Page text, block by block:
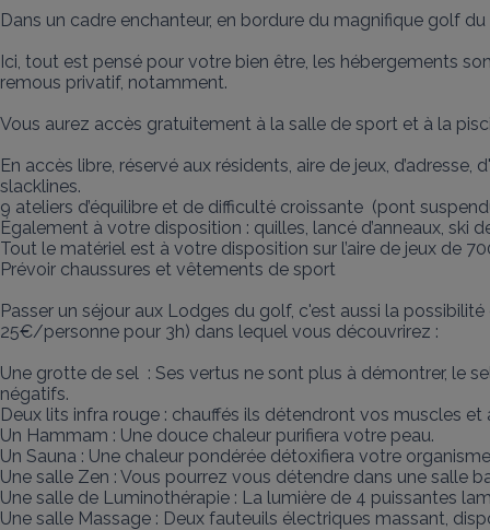
Dans un cadre enchanteur, en bordure du magnifique golf
Ici, tout est pensé pour votre bien être, les hébergements
remous privatif, notamment.
Vous aurez accès gratuitement à la salle de sport et à la
En accès libre, réservé aux résidents, aire de jeux,
slacklines.
9 ateliers d’équilibre et de difficulté croissante  (pont
Également à votre disposition : quilles, lancé d’anneaux,
Tout le matériel est à votre disposition sur l’aire de jeux de
Prévoir chaussures et vêtements de sport
Passer un séjour aux Lodges du golf, c'est aussi la
25€/personne pour 3h) dans lequel vous découvrirez :
Une grotte de sel  : Ses vertus ne sont plus à démontrer, le
négatifs.
Deux lits infra rouge : chauffés ils détendront vos muscles
Un Hammam : Une douce chaleur purifiera votre peau.
Un Sauna : Une chaleur pondérée détoxifiera votre
Une salle Zen : Vous pourrez vous détendre dans une salle
Une salle de Luminothérapie : La lumière de 4 puissantes
Une salle Massage : Deux fauteuils électriques massant,